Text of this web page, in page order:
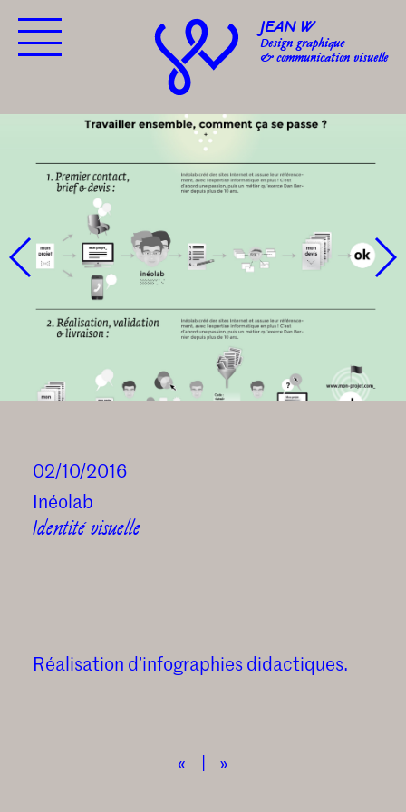
JEAN W
Design graphique
& communication visuelle
02/10/2016
Inéolab
Identité visuelle
Réalisation d’infographies didactiques.
« | »